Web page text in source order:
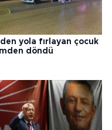
yola fırlayan çocuk
döndü